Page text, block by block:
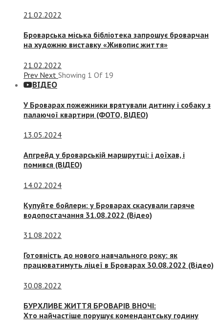
21.02.2022
Броварська міська бібліотека запрошує броварчан
на художню виставку «Живопис життя»
21.02.2022
Prev Next Showing 1 Of 19
ВІДЕО
У Броварах пожежники врятували дитину і собаку з
палаючої квартири (ФОТО, ВІДЕО)
13.05.2024
Апгрейд у броварській маршрутці: і доїхав, і
помився (ВІДЕО)
14.02.2024
Купуйте бойлери: у Броварах скасували гаряче
водопостачання 31.08.2022 (Відео)
31.08.2022
Готовність до нового навчального року: як
працюватимуть ліцеї в Броварах 30.08.2022 (Відео)
30.08.2022
БУРХЛИВЕ ЖИТТЯ БРОВАРІВ ВНОЧІ:
Хто найчастіше порушує комендантську годину